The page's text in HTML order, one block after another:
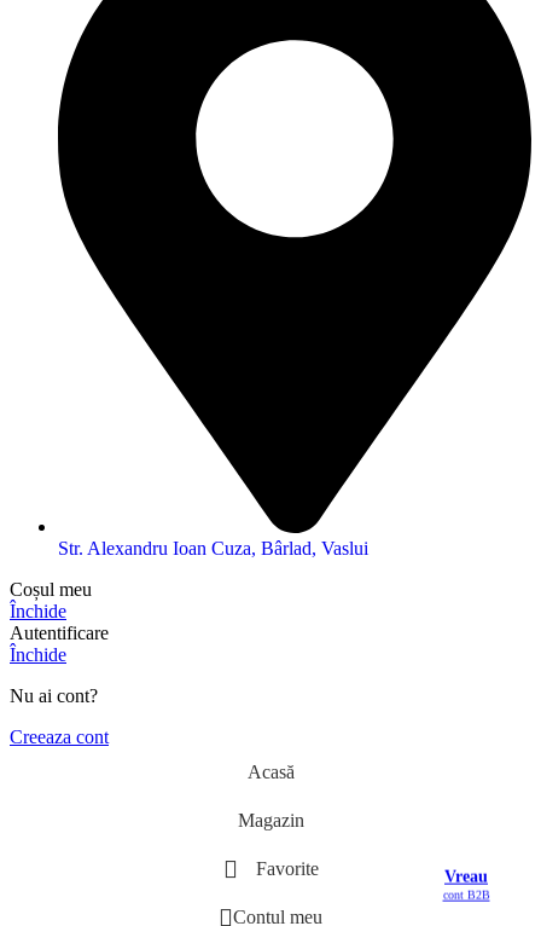
Str. Alexandru Ioan Cuza, Bârlad, Vaslui
Coșul meu
Închide
Autentificare
Închide
Nu ai cont?
Creeaza cont
Acasă
Magazin
Favorite
Contul meu
Vreau
cont B2B